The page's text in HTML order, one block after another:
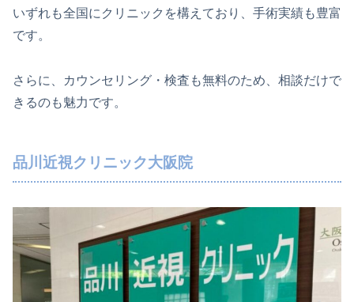
いずれも全国にクリニックを構えており、手術実績も豊富
です。
さらに、カウンセリング・検査も無料のため、相談だけで
きるのも魅力です。
品川近視クリニック大阪院